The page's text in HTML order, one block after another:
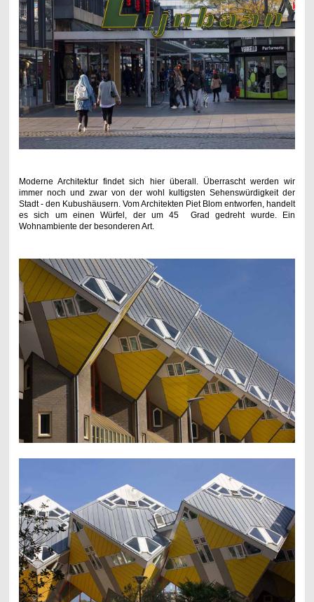
Moderne Architektur findet sich hier überall. Überrascht werden wir
immer noch und zwar von der wohl kultigsten Sehenswürdigkeit der
Stadt - den Kubushäusern. Vom Architekten Piet Blom entworfen, handelt
es sich um einen Würfel, der um 45 Grad gedreht wurde. Ein
Wohnambiente der besonderen Art.